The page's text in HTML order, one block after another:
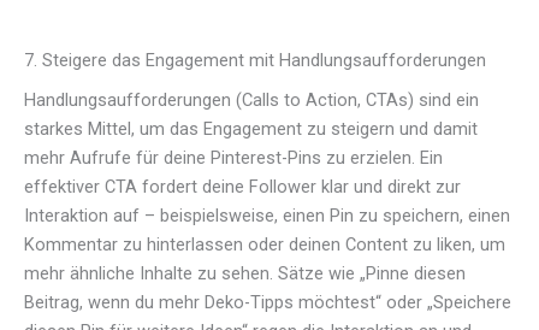
7. Steigere das Engagement mit Handlungsaufforderungen
Handlungsaufforderungen (Calls to Action, CTAs) sind ein
starkes Mittel, um das Engagement zu steigern und damit
mehr Aufrufe für deine Pinterest-Pins zu erzielen. Ein
effektiver CTA fordert deine Follower klar und direkt zur
Interaktion auf – beispielsweise, einen Pin zu speichern, einen
Kommentar zu hinterlassen oder deinen Content zu liken, um
mehr ähnliche Inhalte zu sehen. Sätze wie „Pinne diesen
Beitrag, wenn du mehr Deko-Tipps möchtest“ oder „Speichere